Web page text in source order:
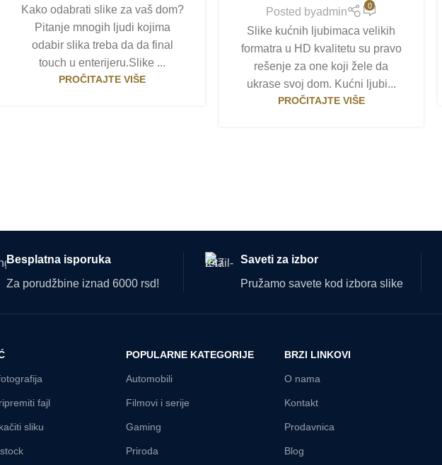
Kako odabrati slike za vaš dom?
Pitanje mnogih ljudi kojima
odabir slika treba da da final
touch u enterijeru.Slike ...
PROČITAJTE VIŠE
Posted byadmin
0
Slike kućnih ljubimaca velikih
formatra u HD kvalitetu su pravo
rešenje za one koji žele da
ukrase svoj dom. Kućni ljubi...
PROČITAJTE VIŠE
Besplatna isporuka
Za porudžbine iznad 6000 rsd!
Saveti za izbor
Pružamo savete kod izbora slike
fajl
sliku
POPULARNE KATEGORIJE
Automobili
Filmovi i serije
Gaming
Priroda
BRZI LINKOVI
O nama
Kontakt
Prodavnica
Blog